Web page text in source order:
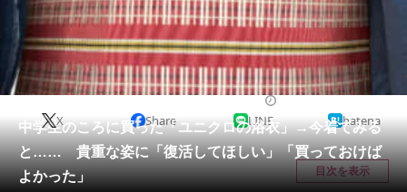
グルメ 地域
住まい 教育・育児
動物 リサーチ
会員記事
メディア
中学生のころに買った「ユニクロの浴衣」→今着てみる
と…… 貴重な姿に「復活してほしい」「買っておけば
よかった」
X Share LINE hatena
目次を表示